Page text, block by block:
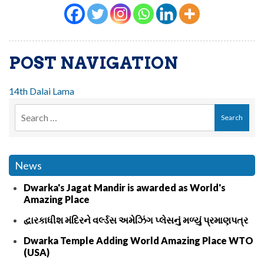
POST NAVIGATION
14th Dalai Lama
News
Dwarka's Jagat Mandir is awarded as World's
Amazing Place
દ્વારકાધીશ મંદિરને વર્લ્ડસ અમેઝિંગ પ્લેસનું મળ્યું પ્રમાણપત્ર
Dwarka Temple Adding World Amazing Place WTO
(USA)